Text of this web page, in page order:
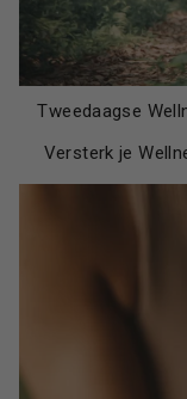
Tweedaagse
Versterk je